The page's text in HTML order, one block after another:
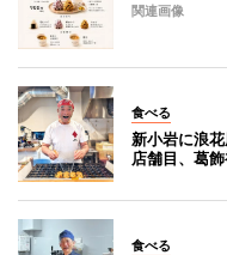
関連画像
食べる
新小岩に浪
店舗目、葛
食べる